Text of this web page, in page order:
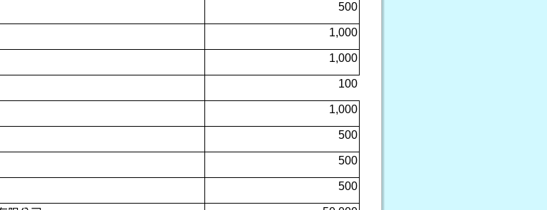
500
1,000
1,000
100
1,000
500
500
500